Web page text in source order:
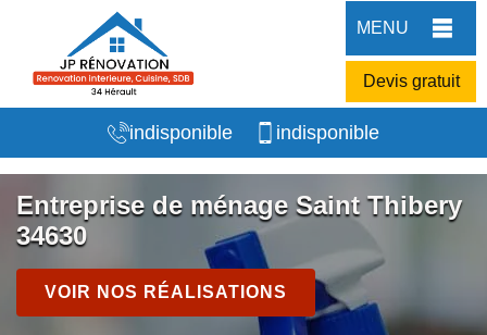
MENU
Devis gratuit
indisponible indisponible
Entreprise de ménage Saint Thibery
34630
VOIR NOS RÉALISATIONS